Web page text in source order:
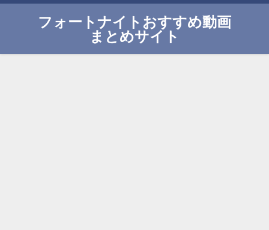
フォートナイトおすすめ動画
まとめサイト